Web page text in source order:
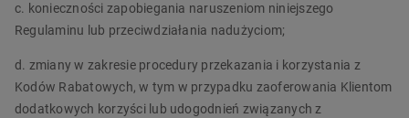
c. konieczności zapobiegania naruszeniom niniejszego
Regulaminu lub przeciwdziałania nadużyciom;
d. zmiany w zakresie procedury przekazania i korzystania z
Kodów Rabatowych, w tym w przypadku zaoferowania Klientom
dodatkowych korzyści lub udogodnień związanych z